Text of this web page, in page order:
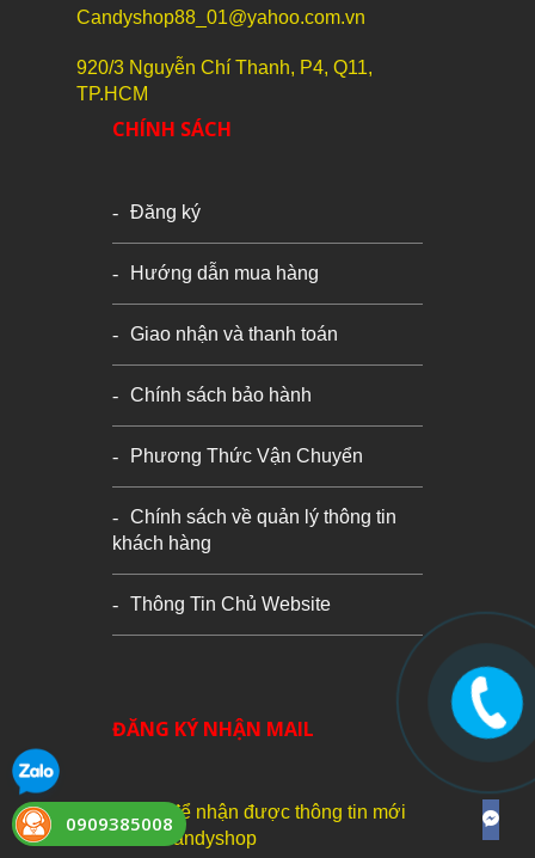
Candyshop88_01@yahoo.com.vn
920/3 Nguyễn Chí Thanh, P4, Q11,
TP.HCM
CHÍNH SÁCH
Đăng ký
Hướng dẫn mua hàng
Giao nhận và thanh toán
Chính sách bảo hành
Phương Thức Vận Chuyển
Chính sách về quản lý thông tin
khách hàng
Thông Tin Chủ Website
ĐĂNG KÝ NHẬN MAIL
Đăng ký để nhận được thông tin mới
nhất từ Candyshop
0909385008